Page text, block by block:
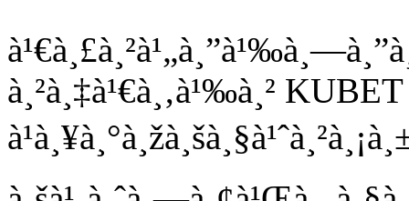
à¸²à¸‡à¹€à¸‚à¹‰à¸²